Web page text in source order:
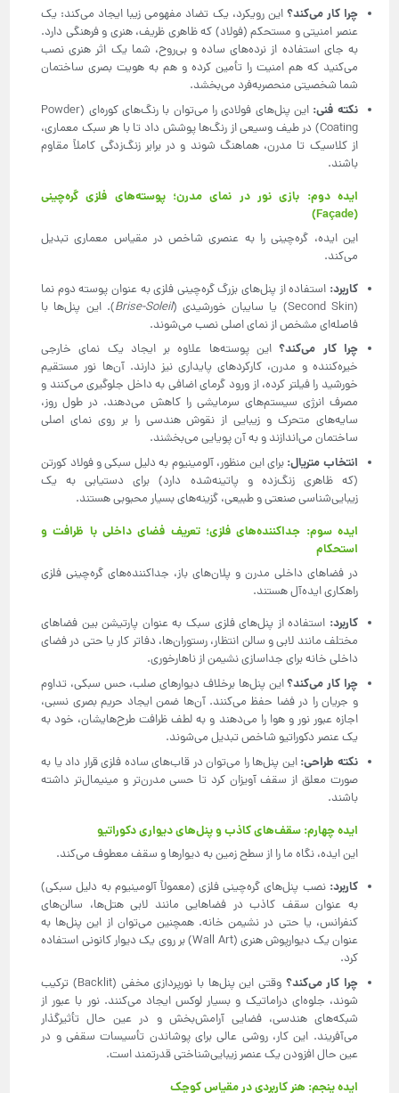
چرا کار می‌کند؟ این رویکرد، یک تضاد مفهومی زیبا ایجاد می‌کند: یک
عنصر امنیتی و مستحکم (فولاد) که ظاهری ظریف، هنری و فرهنگی دارد.
به جای استفاده از نرده‌های ساده و بی‌روح، شما یک اثر هنری نصب
می‌کنید که هم امنیت را تأمین کرده و هم به هویت بصری ساختمان
شما شخصیتی منحصربه‌فرد می‌بخشد.
نکته فنی:
این پنل‌های فولادی را می‌توان با رنگ‌های کوره‌ای (Powder
Coating) در طیف وسیعی از رنگ‌ها پوشش داد تا با هر سبک معماری،
از کلاسیک تا مدرن، هماهنگ شوند و در برابر زنگ‌زدگی کاملاً مقاوم
باشند.
ایده دوم: بازی نور در نمای مدرن؛ پوسته‌های فلزی گره‌چینی
(Façade)
این ایده، گره‌چینی را به عنصری شاخص در مقیاس معماری تبدیل
می‌کند.
کاربرد: استفاده از پنل‌های بزرگ گره‌چینی فلزی به عنوان پوسته دوم نما
(Second Skin) یا سایبان خورشیدی (
Brise-Soleil). این پنل‌ها با
فاصله‌ای مشخص از نمای اصلی نصب می‌شوند.
چرا کار می‌کند؟این پوسته‌ها علاوه بر ایجاد یک نمای خارجی
خیره‌کننده و مدرن، کارکردهای پایداری نیز دارند. آن‌ها نور مستقیم
خورشید را فیلتر کرده، از ورود گرمای اضافی به داخل جلوگیری می‌کنند و
مصرف انرژی سیستم‌های سرمایشی را کاهش می‌دهند. در طول روز،
سایه‌های متحرک و زیبایی از نقوش هندسی را بر روی نمای اصلی
ساختمان می‌اندازند و به آن پویایی می‌بخشند.
انتخاب متریال: برای این منظور، آلومینیوم به دلیل سبکی و فولاد کورتن
(که ظاهری زنگ‌زده و پاتینه‌شده دارد) برای دستیابی به یک
زیبایی‌شناسی صنعتی و طبیعی، گزینه‌های بسیار محبوبی هستند.
ایده سوم: جداکننده‌های فلزی؛ تعریف فضای داخلی با ظرافت و
استحکام
در فضاهای داخلی مدرن و پلان‌های باز، جداکننده‌های گره‌چینی فلزی
راهکاری ایده‌آل هستند.
کاربرد: استفاده از پنل‌های فلزی سبک به عنوان پارتیشن بین فضاهای
مختلف مانند لابی و سالن انتظار، رستوران‌ها، دفاتر کار یا حتی در فضای
داخلی خانه برای جداسازی نشیمن از ناهارخوری.
چرا کار می‌کند؟این پنل‌ها برخلاف دیوارهای صلب، حس سبکی، تداوم
و جریان را در فضا حفظ می‌کنند. آن‌ها ضمن ایجاد حریم بصری نسبی،
اجازه عبور نور و هوا را می‌دهند و به لطف ظرافت طرح‌هایشان، خود به
یک عنصر دکوراتیو شاخص تبدیل می‌شوند.
نکته طراحی: این پنل‌ها را می‌توان در قاب‌های ساده فلزی قرار داد یا به
صورت معلق از سقف آویزان کرد تا حسی مدرن‌تر و مینیمال‌تر داشته
باشند.
ایده چهارم: سقف‌های کاذب و پنل‌های دیواری دکوراتیو
این ایده، نگاه ما را از سطح زمین به دیوارها و سقف معطوف می‌کند.
کاربرد: نصب پنل‌های گره‌چینی فلزی (معمولاً آلومینیوم به دلیل سبکی)
به عنوان سقف کاذب در فضاهایی مانند لابی هتل‌ها، سالن‌های
کنفرانس، یا حتی در نشیمن خانه. همچنین می‌توان از این پنل‌ها به
عنوان یک دیوارپوش هنری (Wall Art) بر روی یک دیوار کانونی استفاده
کرد.
چرا کار می‌کند؟
وقتی این پنل‌ها با نورپردازی مخفی (Backlit) ترکیب
شوند، جلوه‌ای دراماتیک و بسیار لوکس ایجاد می‌کنند. نور با عبور از
شبکه‌های هندسی، فضایی آرامش‌بخش و در عین حال تأثیرگذار
می‌آفریند. این کار، روشی عالی برای پوشاندن تأسیسات سقفی و در
عین حال افزودن یک عنصر زیبایی‌شناختی قدرتمند است.
ایده پنجم: هنر کاربردی در مقیاس کوچک